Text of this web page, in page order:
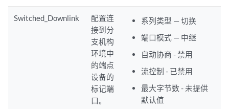
Switched_Downlink
配置连
接到分
支机构
环境中
的端点
设备的
标记端
口。
系列类型 — 切换
端口模式 — 中继
自动协商 - 禁用
流控制 - 已禁用
最大字节数 - 未提供
默认值